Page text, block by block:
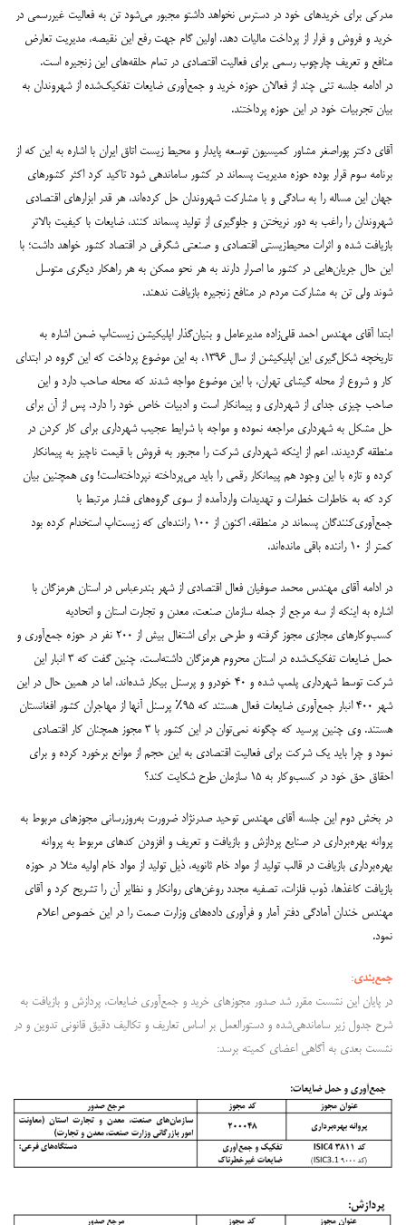
مدرکی برای خریدهای خود در دسترس نخواهد داشتو مجبور می‌شود تن به فعالیت غیررسمی در
خرید و فروش و فرار از پرداخت مالیات دهد. اولین گام جهت رفع این نقیصه، مدیریت تعارض
منافع و تعریف چارچوب رسمی برای فعالیت اقتصادی در تمام حلقه‌های این زنجیره است.
در ادامه جلسه تنی چند از فعالان حوزه خرید و جمع‌آوری ضایعات تفکیک‌شده از شهروندان به
بیان تجربیات خود در این حوزه پرداختند.
آقای دکتر پوراصغر مشاور کمیسیون توسعه پایدار و محیط زیست اتاق ایران با اشاره به این که از
برنامه سوم قرار بوده حوزه مدیریت پسماند در کشور ساماندهی شود تاکید کرد اکثر کشورهای
جهان این مساله را به سادگی و با مشارکت شهروندان حل کرده‌اند، هر قدر ابزارهای اقتصادی
شهروندان را راغب به دور نریختن و جلوگیری از تولید پسماند کنند، ضایعات با کیفیت بالاتر
بازیافت شده و اثرات محیط‌زیستی اقتصادی و صنعتی شگرفی در اقتصاد کشور خواهد داشت؛ با
این حال جریان‌هایی در کشور ما اصرار دارند به هر نحو ممکن به هر راهکار دیگری متوسل
شوند ولی تن به مشارکت مردم در منافع زنجیره بازیافت ندهند.
ابتدا آقای مهندس احمد قلی‌زاده مدیرعامل و بنیان‌گذار اپلیکیشن زیست‌اپ ضمن اشاره به
تاریخچه شکل‌گیری این اپلیکیشن از سال ۱۳۹۶، به این موضوع پرداخت که این گروه در ابتدای
کار و شروع از محله گیشای تهران، با این موضوع مواجه شدند که محله صاحب دارد و این
صاحب چیزی جدای از شهرداری و پیمانکار است و ادبیات خاص خود را دارد. پس از آن برای
حل مشکل به شهرداری مراجعه نموده و مواجه با شرایط عجیب شهرداری برای کار کردن در
منطقه گردیدند، اعم از اینکه شهرداری شرکت را مجبور به فروش با قیمت ناچیز به پیمانکار
کرده و تازه با این وجود هم پیمانکار رقمی را باید می‌پرداخته نپرداخته‌است! وی همچنین بیان
کرد که به خاطرات خطرات و تهدیدات وارد‌آمده از سوی گروه‌های فشار مرتبط با
جمع‌آوری‌کنندگان پسماند در منطقه، اکنون از ۱۰۰ راننده‌ای که زیست‌اپ استخدام کرده بود
کمتر از ۱۰ راننده باقی مانده‌اند.
در ادامه آقای مهندس محمد صوفیان فعال اقتصادی از شهر بندرعباس در استان هرمزگان با
اشاره به اینکه از سه مرجع از جمله سازمان صنعت، معدن و تجارت استان و اتحادیه
کسب‌وکارهای مجازی مجوز گرفته و طرحی برای اشتغال بیش از ۲۰۰ نفر در حوزه جمع‌آوری و
حمل ضایعات تفکیک‌شده در استان محروم هرمزگان داشته‌است، چنین گفت که ۳ انبار این
شرکت توسط شهرداری پلمپ شده و ۴۰ خودرو و پرسنل بیکار شده‌اند، اما در همین حال در این
شهر ۴۰۰ انبار جمع‌آوری ضایعات فعال هستند که ۹۵٪ پرسنل آنها از مهاجران کشور افغانستان
هستند. وی چنین پرسید که چگونه نمی‌توان در این کشور با ۳ مجوز همچنان کار اقتصادی
نمود و چرا باید یک شرکت برای فعالیت اقتصادی به این حجم از موانع برخورد کرده و برای
احقاق حق خود در کسب‌وکار به ۱۵ سازمان طرح شکایت کند؟
در بخش دوم این جلسه آقای مهندس توحید صدرنژاد ضرورت به‌روزرسانی مجوزهای مربوط به
پروانه بهره‌برداری در صنایع پردازش و بازیافت و تعریف و افزودن کدهای مربوط به پروانه
بهره‌برداری بازیافت در قالب تولید از مواد خام ثانویه، ذیل تولید از مواد خام اولیه مثلا در حوزه
بازیافت کاغذها، ذوب فلزات، تصفیه مجدد روغن‌های روانکار و نظایر آن را تشریح کرد و آقای
مهندس خندان آمادگی دفتر آمار و فرآوری داده‌های وزارت صمت را در این خصوص اعلام
نمود.
جمع‌بندی:
در پایان این نشست مقرر شد صدور مجوزهای خرید و جمع‌آوری ضایعات، پردازش و بازیافت به
شرح جدول زیر ساماندهی‌شده و دستورالعمل بر اساس تعاریف و تکالیف دقیق قانونی تدوین و در
نشست بعدی به آگاهی اعضای کمیته برسد: